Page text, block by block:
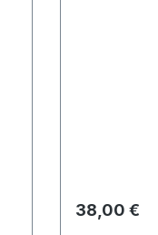
Regulärer
38,00 €